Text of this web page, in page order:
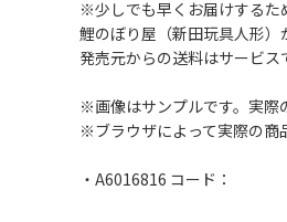
※少しでも早くお届けするた
鯉のぼり屋（新田玩具人形）
発売元からの送料はサービス
※画像はサンプルです。実際
※ブラウザによって実際の商
・A6016816 コード：